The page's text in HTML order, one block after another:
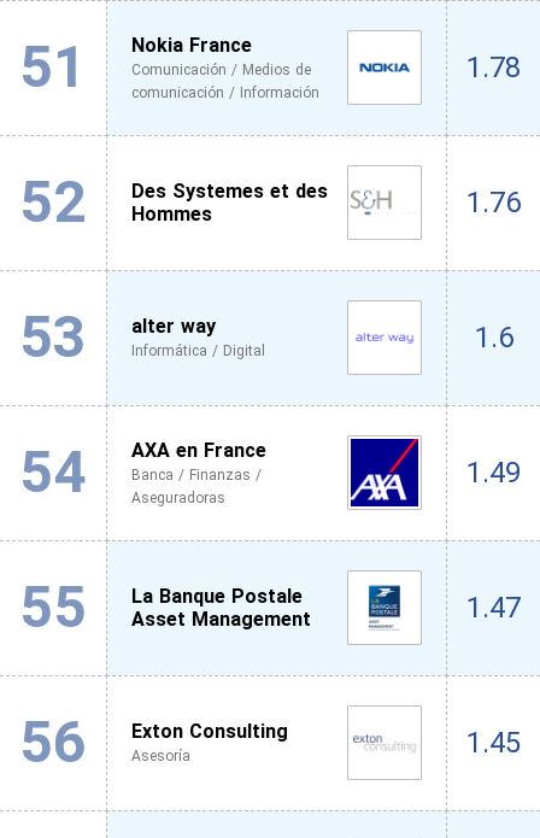
51 Nokia France
Comunicación / Medios de
comunicación / Información
1.78
52
Des Systemes et des
Hommes
1.76
53 alter way
Informática / Digital 1.6
54 AXA en France
Banca / Finanzas /
Aseguradoras
1.49
55
La Banque Postale
Asset Management
1.47
56 Exton Consulting
Asesoría 1.45